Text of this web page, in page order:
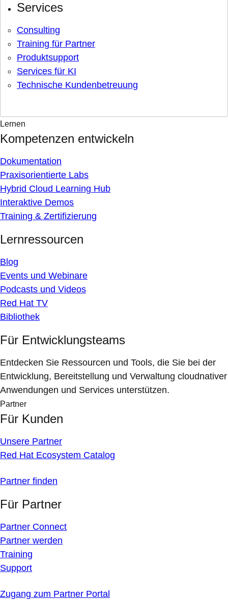
Services
Consulting
Training für Partner
Produktsupport
Services für KI
Technische Kundenbetreuung
Lernen
Kompetenzen entwickeln
Dokumentation
Praxisorientierte Labs
Hybrid Cloud Learning Hub
Interaktive Demos
Training & Zertifizierung
Lernressourcen
Blog
Events und Webinare
Podcasts und Videos
Red Hat TV
Bibliothek
Für Entwicklungsteams
Entdecken Sie Ressourcen und Tools, die Sie bei der
Entwicklung, Bereitstellung und Verwaltung cloudnativer
Anwendungen und Services unterstützen.
Partner
Für Kunden
Unsere Partner
Red Hat Ecosystem Catalog
Partner finden
Für Partner
Partner Connect
Partner werden
Training
Support
Zugang zum Partner Portal